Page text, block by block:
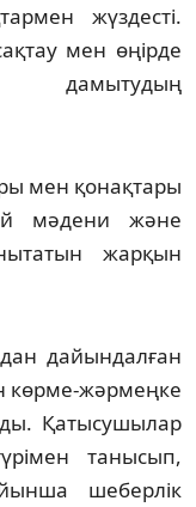
жүздесті.
мен өңірде
дамытудың
мен қонақтары
мәдени және
жарқын
дайындалған
көрме-жәрмеңке
Қатысушылар
танысып,
шеберлік